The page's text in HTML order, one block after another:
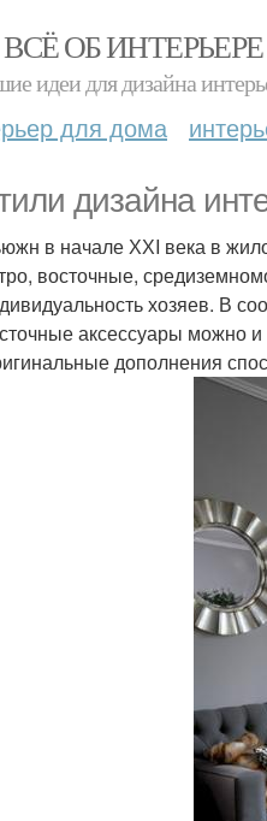
ВСЁ ОБ
идеи для дизайна
для дома
дизайна
в начале ХХI века в
восточные,
хозяев. В
аксессуары можно и
дополнения